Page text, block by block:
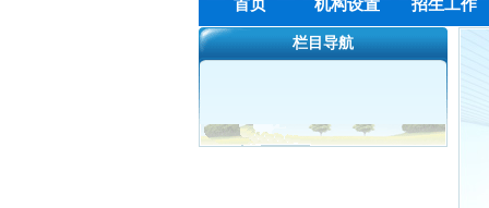
首页 机构设置 招生工作
栏目导航